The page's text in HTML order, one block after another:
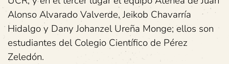
Alonso Alvarado Valverde, Jeikob Chavarría
Hidalgo y Dany Johanzel Ureña Monge; ellos son
estudiantes del Colegio Científico de Pérez
Zeledón.